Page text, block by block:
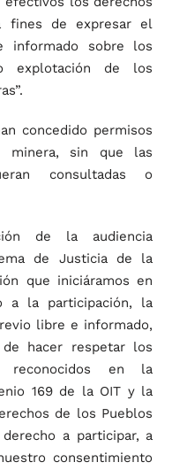
fines de expresar el
informado sobre los
explotación de los
concedido permisos
minera, sin que las
consultadas o
de la audiencia
de Justicia de la
que iniciáramos en
a la participación, la
libre e informado,
hacer respetar los
reconocidos en la
169 de la OIT y la
de los Pueblos
a participar, a
consentimiento